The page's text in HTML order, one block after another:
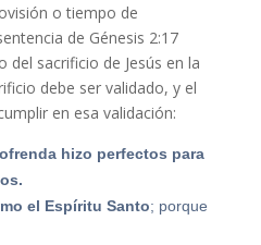
o tiempo de
de Génesis 2:17
sacrificio de Jesús en la
debe ser validado, y el
en esa validación:
hizo perfectos para
el Espíritu Santo; porque